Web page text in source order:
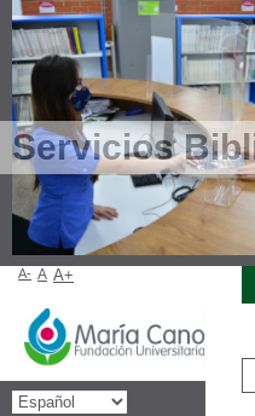
Servicios
A- A A+